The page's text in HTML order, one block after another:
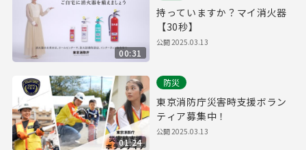
00:31
持っていますか？マイ消火器
【30秒】
公開2025.03.13
01:24
防災
東京消防庁災害時支援ボラン
ティア募集中！
公開2025.03.13